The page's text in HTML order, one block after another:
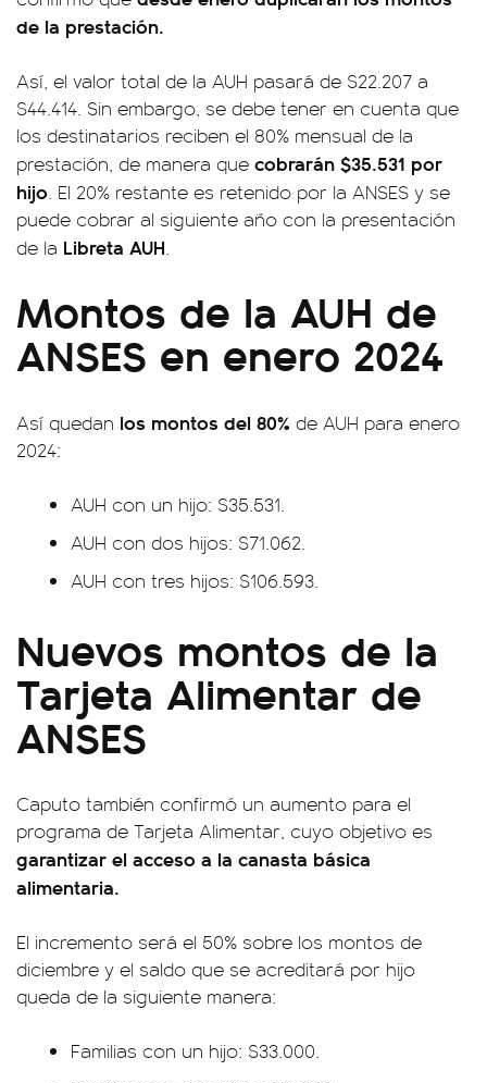
de la prestación.
Así, el valor total de la AUH pasará de $22.207 a
$44.414. Sin embargo, se debe tener en cuenta que
los destinatarios reciben el 80% mensual de la
prestación, de manera que cobrarán $35.531 por
hijo . El 20% restante es retenido por la ANSES y se
puede cobrar al siguiente año con la presentación
de la Libreta AUH
Montos de la AUH de
ANSES en enero 2024
Así quedan los montos del 80% de AUH para enero
2024:
AUH con un hijo: $35.531.
AUH con dos hijos: $71.062.
AUH con tres hijos: $106.593.
Nuevos montos de la
Tarjeta Alimentar de
ANSES
Caputo también confirmó un aumento para el
programa de Tarjeta Alimentar, cuyo objetivo es
garantizar el acceso a la canasta básica
alimentaria.
El incremento será el 50% sobre los montos de
diciembre y el saldo que se acreditará por hijo
queda de la siguiente manera:
Familias con un hijo: $33.000.